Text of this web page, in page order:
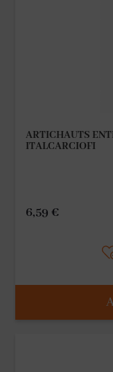
ARTICHAUTS
ITALCARCIOFI
6,59€